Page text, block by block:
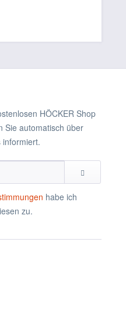
HÖCKER Shop
Sie automatisch über
informiert.
habe ich
zu.